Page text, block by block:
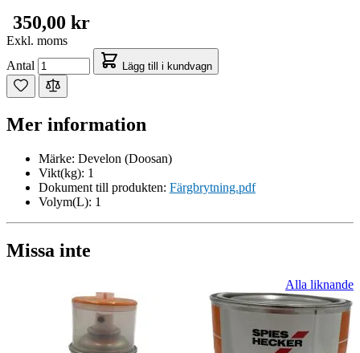
350,00 kr
Exkl. moms
Antal
Lägg till i kundvagn
Mer information
Märke: Develon (Doosan)
Vikt(kg): 1
Dokument till produkten: Färgbrytning.pdf
Volym(L): 1
Missa inte
Alla liknande